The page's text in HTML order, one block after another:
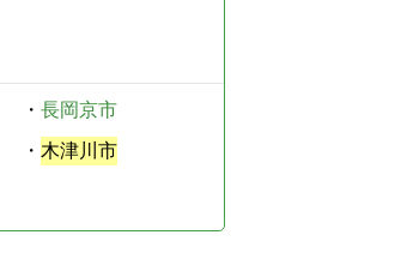
・ 長岡京市
・ 木津川市